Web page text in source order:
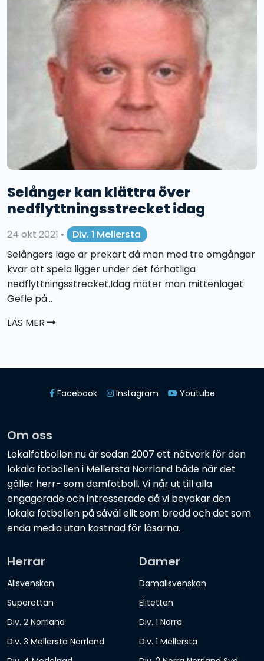
Selånger kan klättra över
nedflyttningsstrecket idag
24 okt 2021 •
Div. 1 Mellersta
Selångers läge är prekärt då man med tre omgångar
kvar att spela ligger under det förhatliga
nedflyttningsstrecket.Idag möter man mittenlaget
Gefle på...
LÄS MER
Facebook Instagram Youtube
Om oss
Lokalfotbollen.nu är sedan 2007 ett nätverk för den
lokala fotbollen i Mellersta Norrland både när det
gäller herr- som damfotboll. Vi når ut till alla
engagerade och intresserade då vi bevakar den
lokala fotbollen på såväl elit som bredd och det som
enda media utan kostnad för läsarna.
Herrar
Allsvenskan
Superettan
Div. 2 Norrland
Div. 3 Mellersta Norrland
Damer
Damallsvenskan
Elitettan
Div. 1 Norra
Div. 1 Mellersta